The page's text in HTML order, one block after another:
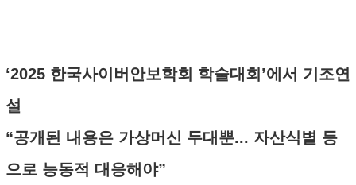
‘2025 한국사이버안보학회 학술대회’에서 기조연
설
“공개된 내용은 가상머신 두대뿐... 자산식별 등
으로 능동적 대응해야”